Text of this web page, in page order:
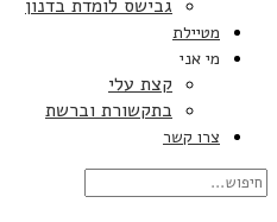
גבישס לומדת בדנון
מטיילת
מי אני
קצת עלי
בתקשורת וברשת
צרו קשר